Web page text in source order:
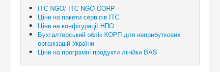
ІТС NGO/ ІТС NGO CORP
Ціни на пакети сервісів ІТС
Ціни на конфігурації НПО
Бухгалтерський облік КОРП для неприбуткових
організацій України
Ціни на програмні продукти лінійки BAS